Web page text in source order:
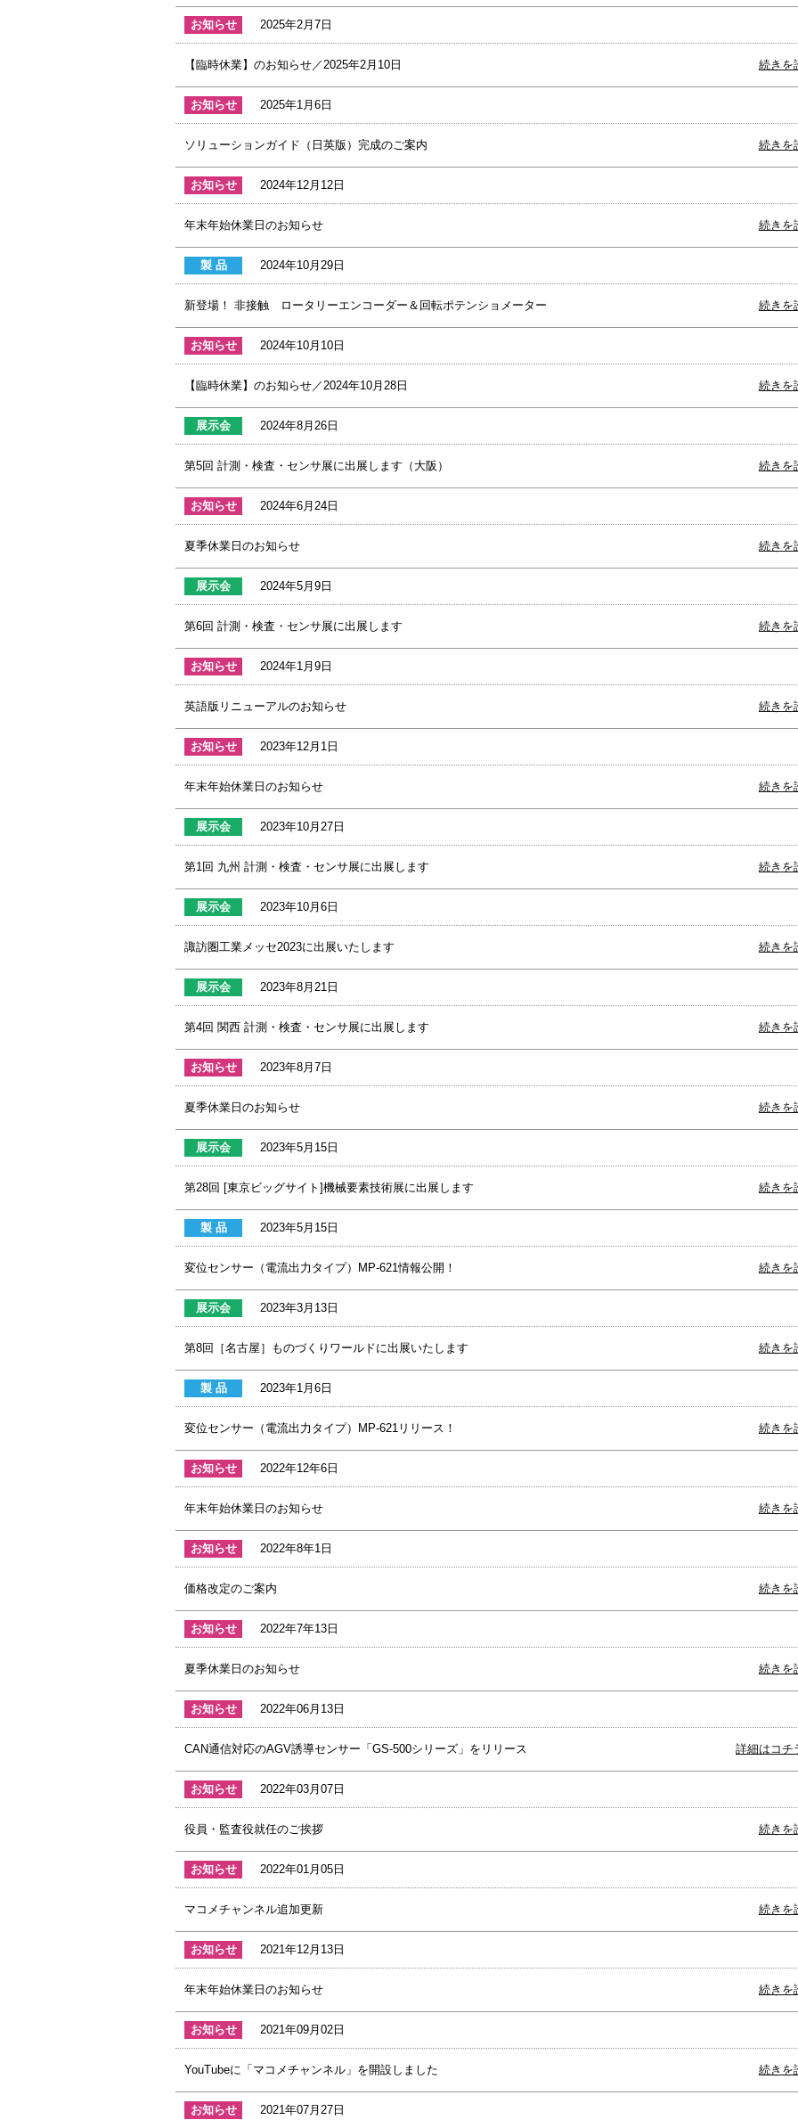
お知らせ 2025年2月7日
【臨時休業】のお知らせ／2025年2月10日 続きを
お知らせ 2025年1月6日
ソリューションガイド（日英版）完成のご案内 続きを
お知らせ 2024年12月12日
年末年始休業日のお知らせ 続きを
製 品 2024年10月29日
新登場！ 非接触 ロータリーエンコーダー＆回転ポテンショメーター 続きを
お知らせ 2024年10月10日
【臨時休業】のお知らせ／2024年10月28日 続きを
展示会 2024年8月26日
第5回 計測・検査・センサ展に出展します（大阪） 続きを
お知らせ 2024年6月24日
夏季休業日のお知らせ 続きを
展示会 2024年5月9日
第6回 計測・検査・センサ展に出展します 続きを
お知らせ 2024年1月9日
英語版リニューアルのお知らせ 続きを
お知らせ 2023年12月1日
年末年始休業日のお知らせ 続きを
展示会 2023年10月27日
第1回 九州 計測・検査・センサ展に出展します 続きを
展示会 2023年10月6日
諏訪圏工業メッセ2023に出展いたします 続きを
展示会 2023年8月21日
第4回 関西 計測・検査・センサ展に出展します 続きを
お知らせ 2023年8月7日
夏季休業日のお知らせ 続きを
展示会 2023年5月15日
第28回 [東京ビッグサイト]機械要素技術展に出展します 続きを
製 品 2023年5月15日
変位センサー（電流出力タイプ）MP-621情報公開！ 続きを
展示会 2023年3月13日
第8回［名古屋］ものづくりワールドに出展いたします 続きを
製 品 2023年1月6日
変位センサー（電流出力タイプ）MP-621リリース！ 続きを
お知らせ 2022年12年6日
年末年始休業日のお知らせ 続きを
お知らせ 2022年8年1日
価格改定のご案内 続きを
お知らせ 2022年7年13日
夏季休業日のお知らせ 続きを
お知らせ 2022年06月13日
CAN通信対応のAGV誘導センサー「GS-500シリーズ」をリリース 詳細はコチ
お知らせ 2022年03月07日
役員・監査役就任のご挨拶 続きを
お知らせ 2022年01月05日
マコメチャンネル追加更新 続きを
お知らせ 2021年12月13日
年末年始休業日のお知らせ 続きを
お知らせ 2021年09月02日
YouTubeに「マコメチャンネル」を開設しました 続きを
お知らせ 2021年07月27日